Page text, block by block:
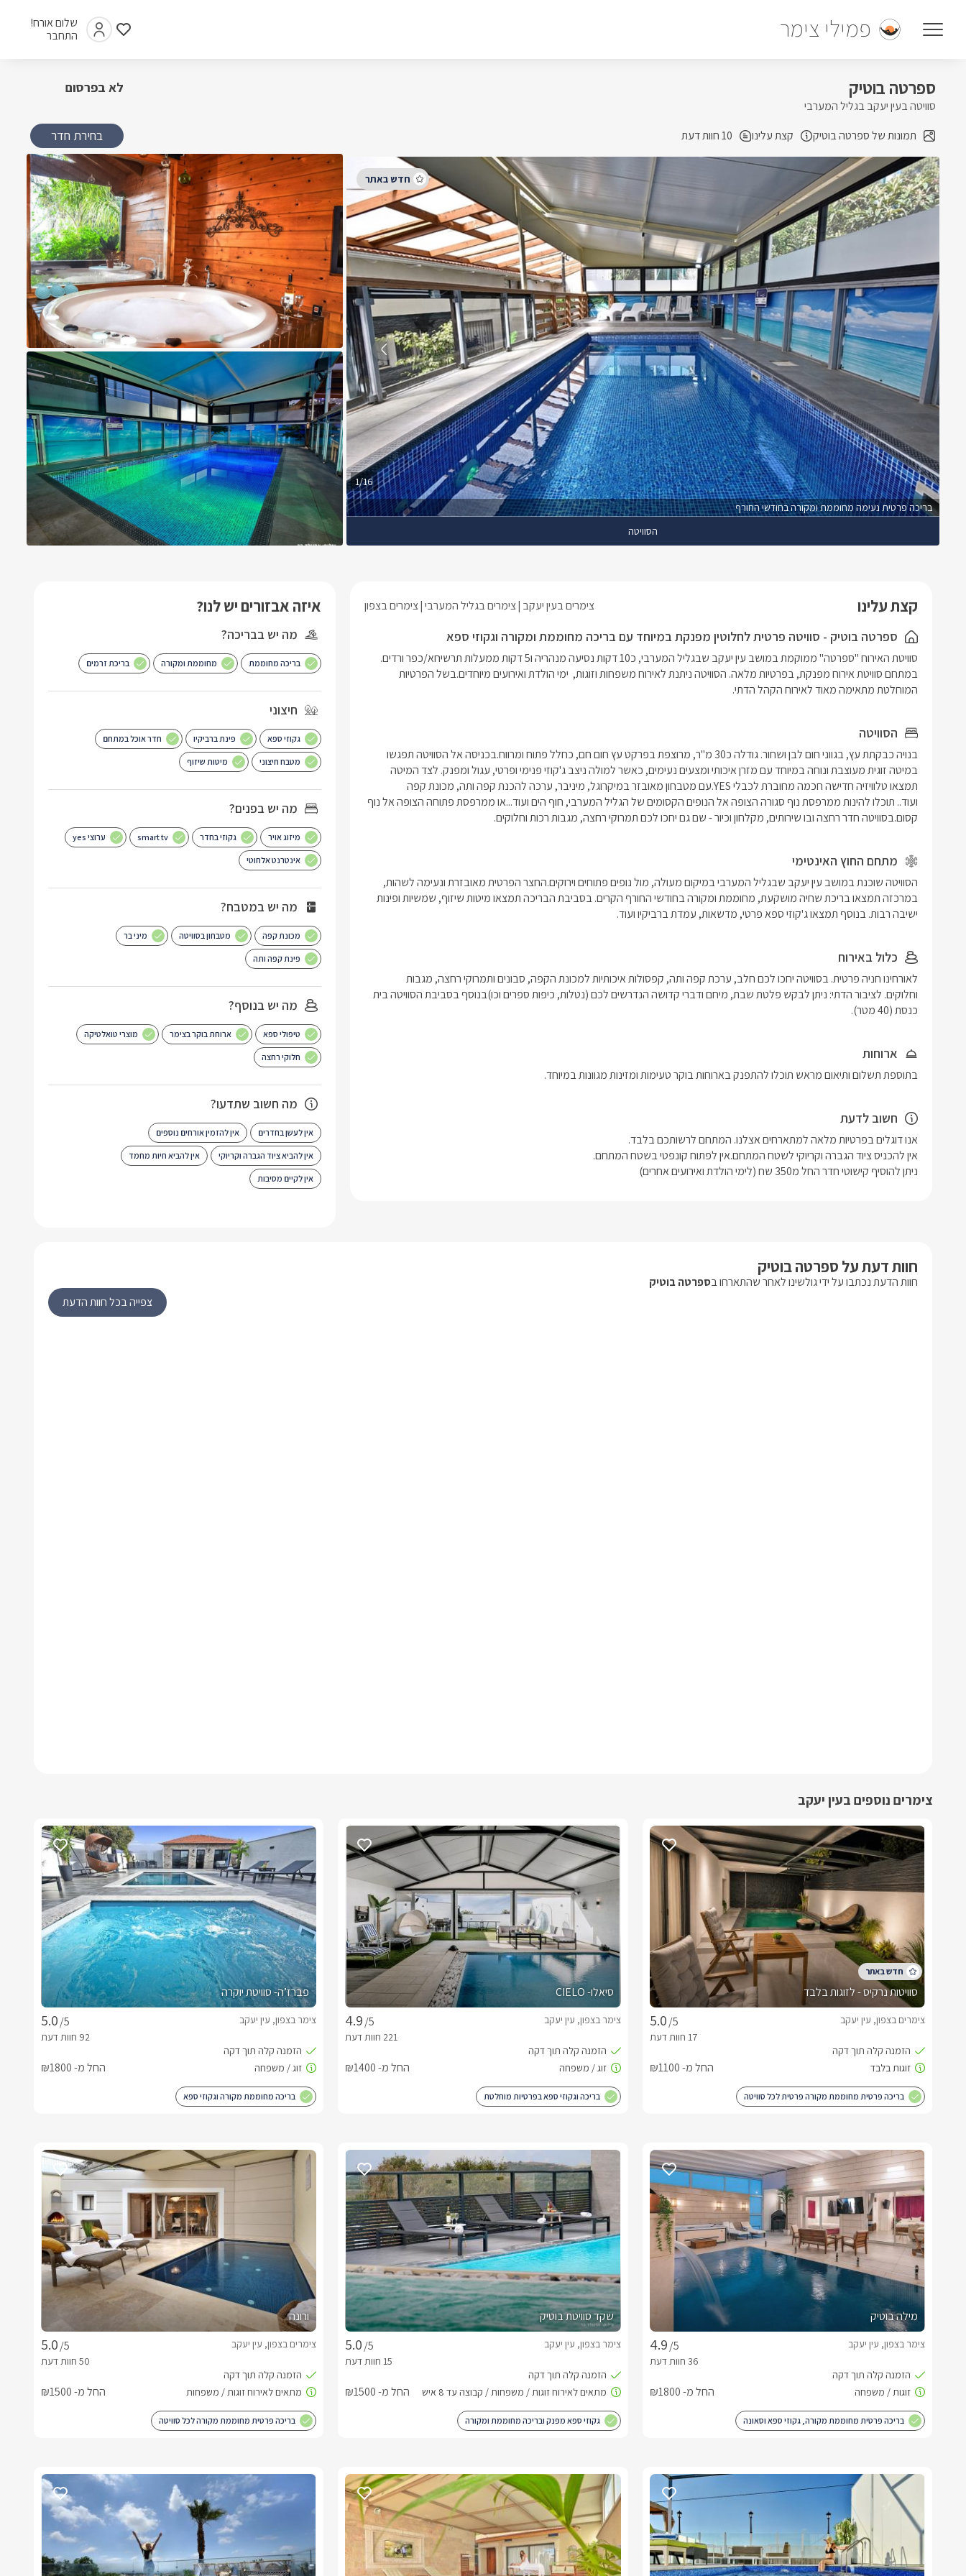
פמילי צימר
שלום אורח!
התחבר
ספרטה בוטיק
סוויטה בעין יעקב בגליל המערבי
תמונות של ספרטה בוטיק
קצת עלינו 10 חוות דעת
לא בפרסום
בחירת חדר
בריכה פרטית נעימה מחוממת ומקורה בחודשי החורף
1/16
הסוויטה
קצת עלינו צימרים בעין יעקב צימרים בגליל המערבי צימרים בצפון
ספרטה בוטיק - סוויטה פרטית לחלוטין מפנקת במיוחד עם בריכה מחוממת ומקורה וגקוזי ספא
המוחלטת מתאימה מאוד לאירוח הקהל הדתי.
הסוויטה
קסום.בסוויטה חדר רחצה ובו שירותים, מקלחון וכיור - שם גם יחכו לכם תמרוקי רחצה, מגבות רכות וחלוקים.
מתחם החוץ האינטימי
ישיבה רבות. בנוסף תמצאו ג'קוזי ספא פרטי, מדשאות, עמדת ברביקיו ועוד.
כלול באירוח
כנסת (40 מטר).
ארוחות
בתוספת תשלום ותיאום מראש תוכלו להתפנק בארוחות בוקר טעימות ומזינות מגוונות במיוחד.
חשוב לדעת
ניתן להוסיף קישוטי חדר החל מ350 שח (לימי הולדת ואירועים אחרים)
איזה אבזורים יש לנו?
מה יש בבריכה?
בריכה מחוממת מחוממת ומקורה בריכת זרמים
חיצוני
גקוזי ספא פינת ברביקיו חדר אוכל במתחם
מטבח חיצוני מיטות שיזוף
מה יש בפנים?
מיזוג אויר גקוזי בחדר smart tv ערוצי yes
אינטרנט אלחוטי
מה יש במטבח?
מכונת קפה מטבחון בסוויטה מיני בר
פינת קפה ותה
מה יש בנוסף?
טיפולי ספא ארוחת בוקר בצימר מוצרי טואלטיקה
חלוקי רחצה
מה חשוב שתדעו?
אין לעשן בחדרים אין להזמין אורחים נוספים
אין להביא ציוד הגברה וקריוקי אין להביא חיות מחמד
אין לקיים מסיבות
חוות דעת על ספרטה בוטיק
חוות הדעת נכתבו על ידי גולשינו לאחר שהתארחו בספרטה בוטיק
צפייה בכל חוות הדעת
צימרים נוספים בעין יעקב
סוויטות נרקיס - לזוגות בלבד
/5
צימרים בצפון, עין יעקב
החל מ- ₪1100
בריכה פרטית מחוממת מקורה פרטית לכל סוויטה
סיאלו- CIELO
/5
צימר בצפון, עין יעקב
החל מ- ₪1400
בריכה וגקוזי ספא בפרטיות מוחלטת
פברז’ה- סוויטת יוקרה
/5
צימר בצפון, עין יעקב
החל מ- ₪1800
בריכה מחוממת מקורה וגקוזי ספא
מילה בוטיק
/5
צימר בצפון, עין יעקב
החל מ- ₪1800
בריכה פרטית מחוממת מקורה, גקוזי ספא וסאונה
שקד סוויטת בוטיק
/5
צימר בצפון, עין יעקב
החל מ- ₪1500
גקוזי ספא מפנק ובריכה מחוממת ומקורה
ורונה
/5
צימרים בצפון, עין יעקב
החל מ- ₪1500
בריכה פרטית מחוממת מקורה לכל סוויטה